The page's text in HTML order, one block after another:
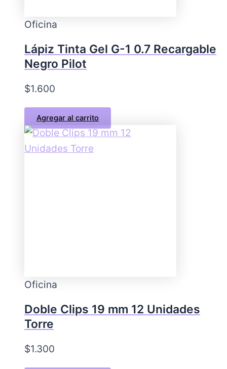
Oficina
Lápiz Tinta Gel G-1 0.7 Recargable
Negro Pilot
$1.600
Agregar al carrito
Oficina
Doble Clips 19 mm 12 Unidades
Torre
$1.300